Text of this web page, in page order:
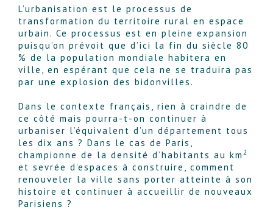
L’urbanisation est le processus de
transformation du territoire rural en espace
urbain. Ce processus est en pleine expansion
puisqu’on prévoit que d’ici la fin du siècle 80
% de la population mondiale habitera en
ville, en espérant que cela ne se traduira pas
par une explosion des bidonvilles.
Dans le contexte français, rien à craindre de
ce côté mais pourra-t-on continuer à
urbaniser l’équivalent d’un département tous
les dix ans ? Dans le cas de Paris,
championne de la densité d’habitants au km 2
et sevrée d’espaces à construire, comment
renouveler la ville sans porter atteinte à son
histoire et continuer à accueillir de nouveaux
Parisiens ?